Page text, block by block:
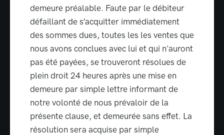
demeure préalable. Faute par le débiteur
défaillant de s’acquitter immédiatement
des sommes dues, toutes les les ventes que
nous avons conclues avec lui et qui n'auront
pas été payées, se trouveront résolues de
plein droit 24 heures après une mise en
demeure par simple lettre informant de
notre volonté de nous prévaloir de la
présente clause, et demeurée sans effet. La
résolution sera acquise par simple